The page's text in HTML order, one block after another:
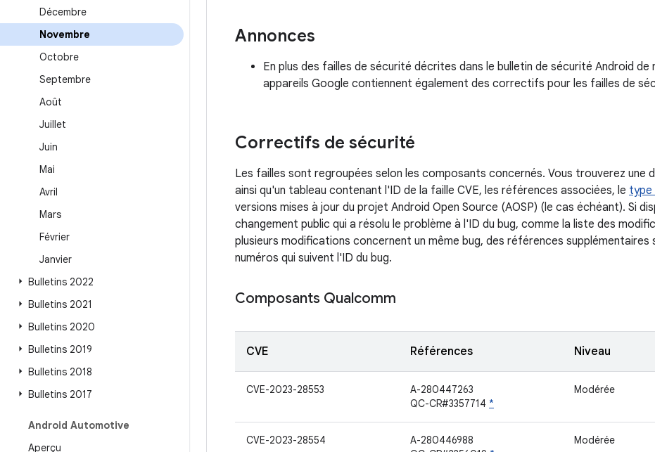
Décembre
Novembre
Octobre
Septembre
Août
Juillet
Juin
Mai
Avril
Mars
Février
Janvier
Bulletins 2022
Bulletins 2021
Bulletins 2020
Bulletins 2019
Bulletins 2018
Bulletins 2017
Android Automotive
Aperçu
Annonces
En plus des failles de sécurité décrites dans le bulletin de sécurité Android de
appareils Google contiennent également des correctifs pour les failles de
Correctifs de sécurité
Les failles sont regroupées selon les composants concernés. Vous trouverez une
ainsi qu'un tableau contenant l'ID de la faille CVE, les références associées, le type
versions mises à jour du projet Android Open Source (AOSP) (le cas échéant). Si
changement public qui a résolu le problème à l'ID du bug, comme la liste des
plusieurs modifications concernent un même bug, des références supplémentaires
numéros qui suivent l'ID du bug.
Composants Qualcomm
CVE Références Niveau
CVE-2023-28553
A-280447263
QC-CR#3357714 *
Modérée
CVE-2023-28554
A-280446988
Modérée